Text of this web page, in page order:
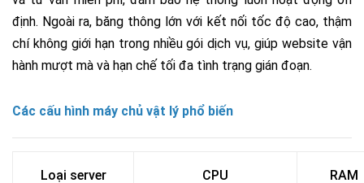
định. Ngoài ra, băng thông lớn với kết nối tốc độ cao, thậm
chí không giới hạn trong nhiều gói dịch vụ, giúp website vận
hành mượt mà và hạn chế tối đa tình trạng gián đoạn.
Các cấu hình máy chủ vật lý phổ biến
Loại server CPU RAM